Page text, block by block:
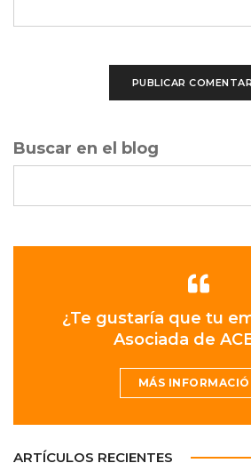
Buscar en el blog
¿Te gustaría que tu
Asociada de
MÁS
ARTÍCULOS RECIENTES